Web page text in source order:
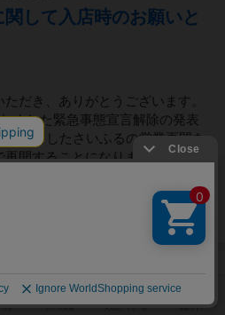
関して入店時のお願いと
だき、ありがとうございます。
ました緊急事態宣言解除の発表
りましたさいふるの営業再開を
開することになりました。ただ
めの措置をとっての営業再開と
月７日からの営業自粛